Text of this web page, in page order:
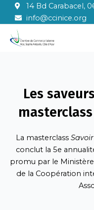
contenu
14 Bd Carabacel,
info@ccinice.org
Les
La masterclass
conclut la 5e
promu par le
de la Coopération